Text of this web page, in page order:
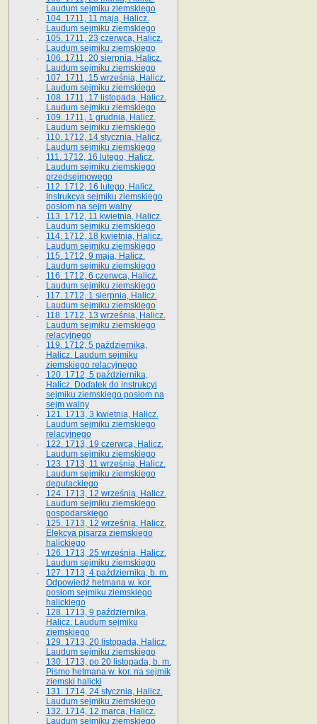
Laudum sejmiku ziemskiego
104. 1711, 11 maja, Halicz.
Laudum sejmiku ziemskiego
105. 1711, 23 czerwca, Halicz.
Laudum sejmiku ziemskiego
106. 1711, 20 sierpnia, Halicz.
Laudum sejmiku ziemskiego
107. 1711, 15 września, Halicz.
Laudum sejmiku ziemskiego
108. 1711, 17 listopada, Halicz.
Laudum sejmiku ziemskiego
109. 1711, 1 grudnia, Halicz.
Laudum sejmiku ziemskiego
110. 1712, 14 stycznia, Halicz.
Laudum sejmiku ziemskiego
111. 1712, 16 lutego, Halicz.
Laudum sejmiku ziemskiego
przedsejmowego
112. 1712, 16 lutego, Halicz.
Instrukcya sejmiku ziemskiego
posłom na sejm walny
113. 1712, 11 kwietnia, Halicz.
Laudum sejmiku ziemskiego
114. 1712, 18 kwietnia, Halicz.
Laudum sejmiku ziemskiego
115. 1712, 9 maja, Halicz.
Laudum sejmiku ziemskiego
116. 1712, 6 czerwca, Halicz.
Laudum sejmiku ziemskiego
117. 1712, 1 sierpnia, Halicz.
Laudum sejmiku ziemskiego
118. 1712, 13 września, Halicz.
Laudum sejmiku ziemskiego
relacyjnego
119. 1712, 5 października,
Halicz. Laudum sejmiku
ziemskiego relacyjnego
120. 1712, 5 października,
Halicz. Dodatek do instrukcyi
sejmiku ziemskiego posłom na
sejm walny
121. 1713, 3 kwietnia, Halicz.
Laudum sejmiku ziemskiego
relacyjnego
122. 1713, 19 czerwca, Halicz.
Laudum sejmiku ziemskiego
123. 1713, 11 września, Halicz.
Laudum sejmiku ziemskiego
deputackiego
124. 1713, 12 września, Halicz.
Laudum sejmiku ziemskiego
gospodarskiego
125. 1713, 12 września, Halicz.
Elekcya pisarza ziemskiego
halickiego
126. 1713, 25 września, Halicz.
Laudum sejmiku ziemskiego
127. 1713, 4 października, b. m.
Odpowiedź hetmana w. kor.
posłom sejmiku ziemskiego
halickiego
128. 1713, 9 października,
Halicz. Laudum sejmiku
ziemskiego
129. 1713, 20 listopada, Halicz.
Laudum sejmiku ziemskiego
130. 1713, po 20 listopada, b. m.
Pismo hetmana w. kor. na sejmik
ziemski halicki
131. 1714, 24 stycznia, Halicz.
Laudum sejmiku ziemskiego
132. 1714, 12 marca, Halicz.
Laudum sejmiku ziemskiego